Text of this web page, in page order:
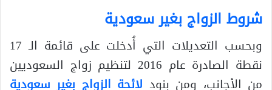
شروط الزواج بغير سعودية
وبحسب التعديلات التي أُدخلت على قائمة الـ 17
نقطة الصادرة عام 2016 لتنظيم زواج السعوديين
من الأجانب، ومن بنود لائحة الزواج بغير سعودية